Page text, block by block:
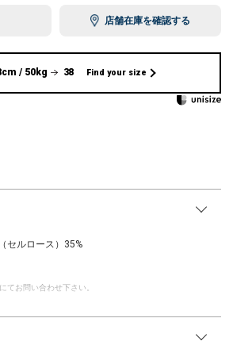
店舗在庫を確認する
/ 50kg 38 Find your size
セルロース）35%
てお問い合わせ下さい。
SHIPSらしいベーシックシャツに新色「ピンク